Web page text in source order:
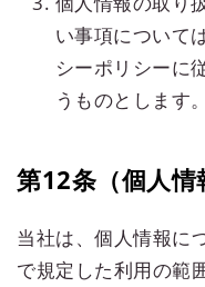
い事項について
シーポリシーに
うものとします。
第12条（個人情
当社は、個人情報に
で規定した利用の範